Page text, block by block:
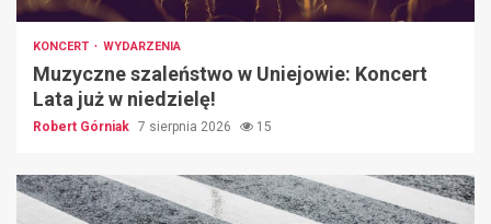
KONCERT WYDARZENIA
Muzyczne szaleństwo w Uniejowie: Koncert
Lata już w niedzielę!
Robert Górniak 7 sierpnia 2026 15